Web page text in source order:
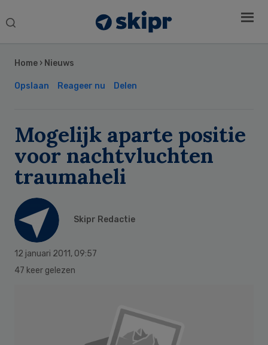
Search
Home › Nieuws
Opslaan Reageer nu Delen
Mogelijk aparte positie
voor nachtvluchten
traumaheli
Skipr Redactie
12 januari 2011, 09:57
47 keer gelezen
Sidebar